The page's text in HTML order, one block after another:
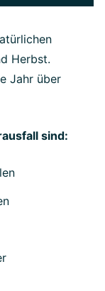
Herbst.
Jahr über
sind: